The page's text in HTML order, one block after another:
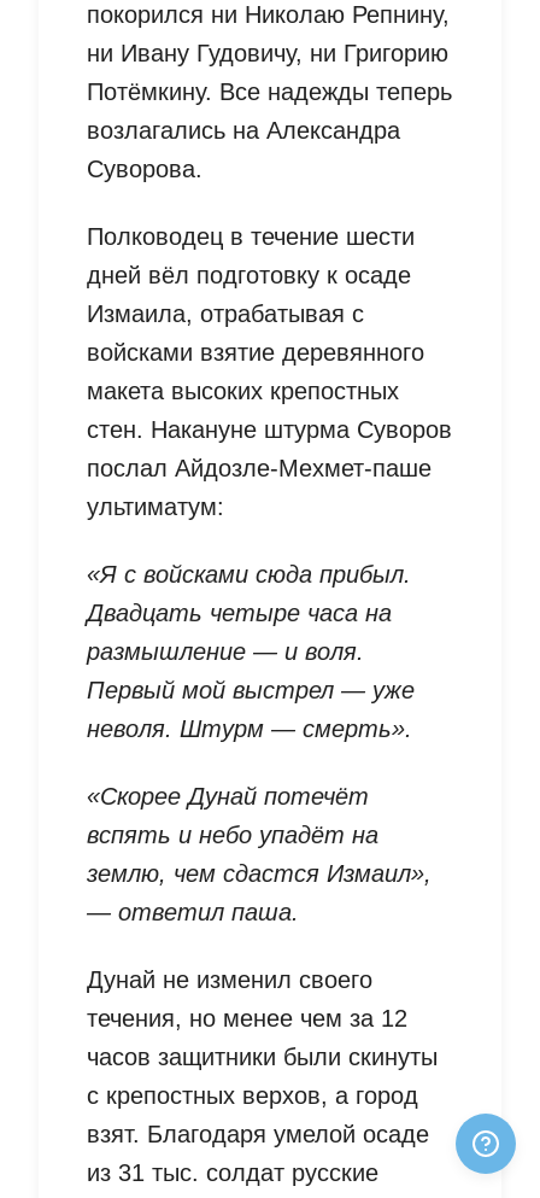
покорился ни Николаю Репнину,
ни Ивану Гудовичу, ни Григорию
Потёмкину. Все надежды теперь
возлагались на Александра
Суворова.
Полководец в течение шести
дней вёл подготовку к осаде
Измаила, отрабатывая с
войсками взятие деревянного
макета высоких крепостных
стен. Накануне штурма Суворов
послал Айдозле-Мехмет-паше
ультиматум:
«Я с войсками сюда прибыл.
Двадцать четыре часа на
размышление — и воля.
Первый мой выстрел — уже
неволя. Штурм — смерть».
«Скорее Дунай потечёт
вспять и небо упадёт на
землю, чем сдастся Измаил»,
— ответил паша.
Дунай не изменил своего
течения, но менее чем за 12
часов защитники были скинуты
с крепостных верхов, а город
взят. Благодаря умелой осаде
из 31 тыс. солдат русские